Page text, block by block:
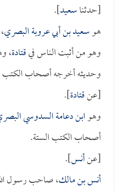
[حدثناسعيد].
هوسعيد بن أبي عروبة البصري
وهو من أثبت الناس فيقتادة،
وحديثه أخرجه أصحاب الكتب
[عنقتادة].
وهوابن دعامة السدوسي
أصحاب الكتب الستة.
[عنأنس].
أنس بن مالك، صاحب رسول